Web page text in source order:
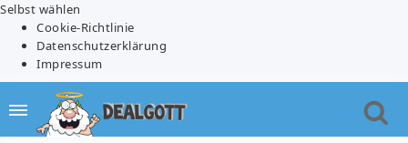
Selbst wählen
Cookie-Richtlinie
Datenschutzerklärung
Impressum